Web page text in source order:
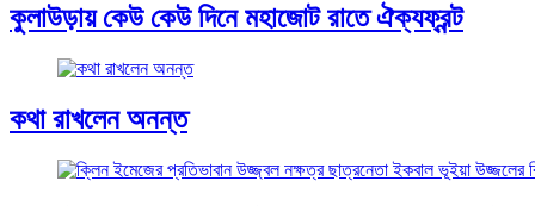
কুলাউড়ায় কেউ কেউ দিনে মহাজোট রাতে ঐক্যফ্রন্ট
কথা রাখলেন অনন্ত